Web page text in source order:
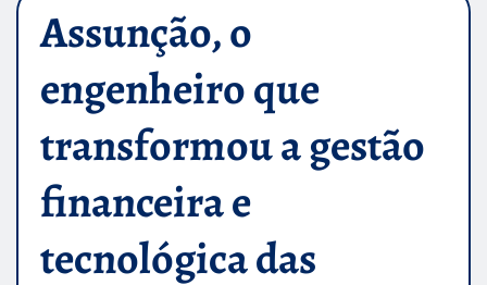
Assunção, o
engenheiro que
transformou a gestão
financeira e
tecnológica das